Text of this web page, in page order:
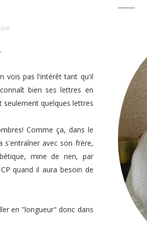
vois pas l'intérêt tant qu'il
bien ses lettres en
seulement quelques lettres
Comme ça, dans le
s'entraîner avec son frère,
mine de rien, par
quand il aura besoin de
en "longueur" donc dans